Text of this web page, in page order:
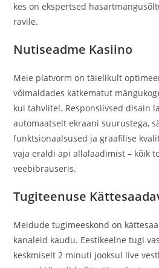
kes on ekspertsed
ravile.
Nutiseadme Kasiino
Meie platvorm on täielikult
võimaldades katkematut
kui tahvlitel. Responsiivsed disain
automaatselt ekraani suurustega,
funktsionaalsused ja graafilise
vaja eraldi äpi allalaadimist – kõik
veebibrauseris.
Tugiteenuse
Meidude tugimeeskond on
kanaleid kaudu. Eestikeelne tugi
keskmiselt 2 minuti jooksul live